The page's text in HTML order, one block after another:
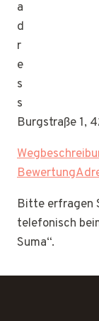
Burgstraße 1,
Bitte erfragen
telefonisch
Suma“.